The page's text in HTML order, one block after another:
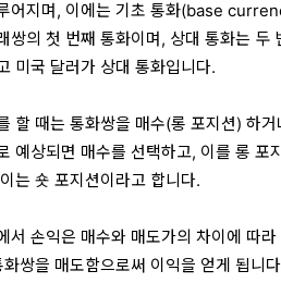
어지며, 이에는 기초 통화(base
쌍의 첫 번째 통화이며, 상대 통화는 두
미국 달러가 상대 통화입니다.
할 때는 통화쌍을 매수(롱 포지션) 하
예상되면 매수를 선택하고, 이를 롱 포
는 숏 포지션이라고 합니다.
서 손익은 매수와 매도가의 차이에 따
화쌍을 매도함으로써 이익을 얻게 됩니